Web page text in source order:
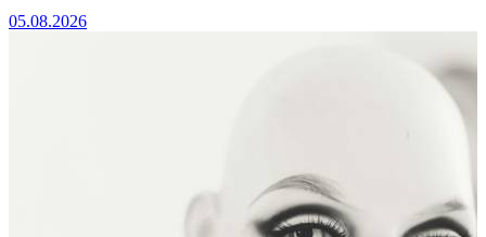
05.08.2026